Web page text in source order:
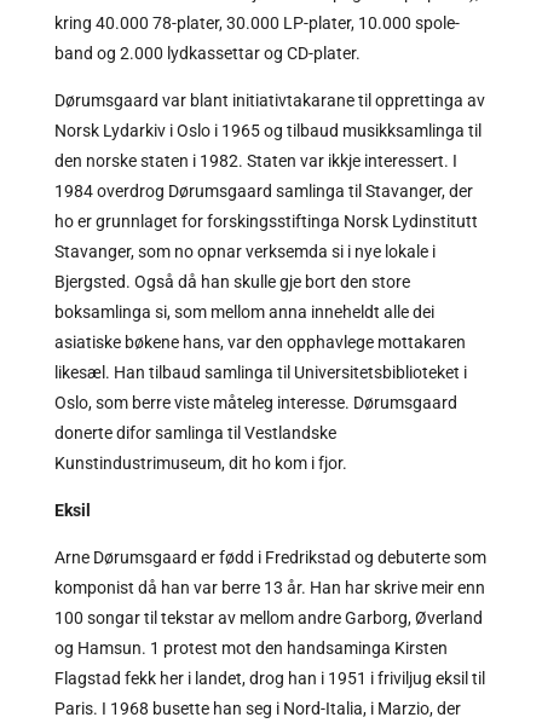
kring 40.000 78-plater, 30.000 LP-plater, 10.000 spole-
band og 2.000 lydkassettar og CD-plater.
Dørumsgaard var blant initiativtakarane til opprettinga av
Norsk Lydarkiv i Oslo i 1965 og tilbaud musikksamlinga til
den norske staten i 1982. Staten var ikkje interessert. I
1984 overdrog Dørumsgaard samlinga til Stavanger, der
ho er grunnlaget for forskingsstiftinga Norsk Lydinstitutt
Stavanger, som no opnar verksemda si i nye lokale i
Bjergsted. Også då han skulle gje bort den store
boksamlinga si, som mellom anna inneheldt alle dei
asiatiske bøkene hans, var den opphavlege mottakaren
likesæl. Han tilbaud samlinga til Universitetsbiblioteket i
Oslo, som berre viste måteleg interesse. Dørumsgaard
donerte difor samlinga til Vestlandske
Kunstindustrimuseum, dit ho kom i fjor.
Eksil
Arne Dørumsgaard er fødd i Fredrikstad og debuterte som
komponist då han var berre 13 år. Han har skrive meir enn
100 songar til tekstar av mellom andre Garborg, Øverland
og Hamsun. 1 protest mot den handsaminga Kirsten
Flagstad fekk her i landet, drog han i 1951 i friviljug eksil til
Paris. I 1968 busette han seg i Nord-Italia, i Marzio, der